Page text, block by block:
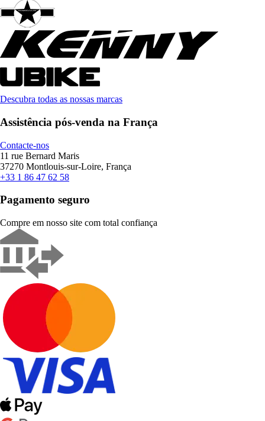
Descubra todas as nossas marcas
Assistência pós-venda na França
Contacte-nos
11 rue Bernard Maris
37270 Montlouis-sur-Loire, França
+33 1 86 47 62 58
Pagamento seguro
Compre em nosso site com total confiança